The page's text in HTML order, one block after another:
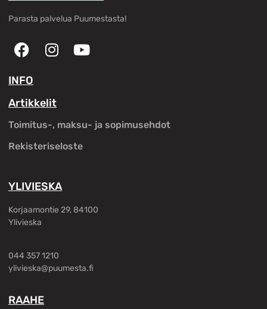
Parasta palvelua Puumestasta!
INFO
Artikkelit
Toimitus-, maksu- ja sopimusehdot
Rekisteriseloste
YLIVIESKA
Korjaamontie 29, 84100
Ylivieska
044 357 1210
ylivieska@puumesta.fi
RAAHE